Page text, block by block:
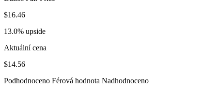
$16.46
13.0% upside
Aktuální cena
$14.56
Podhodnoceno Férová hodnota Nadhodnoceno